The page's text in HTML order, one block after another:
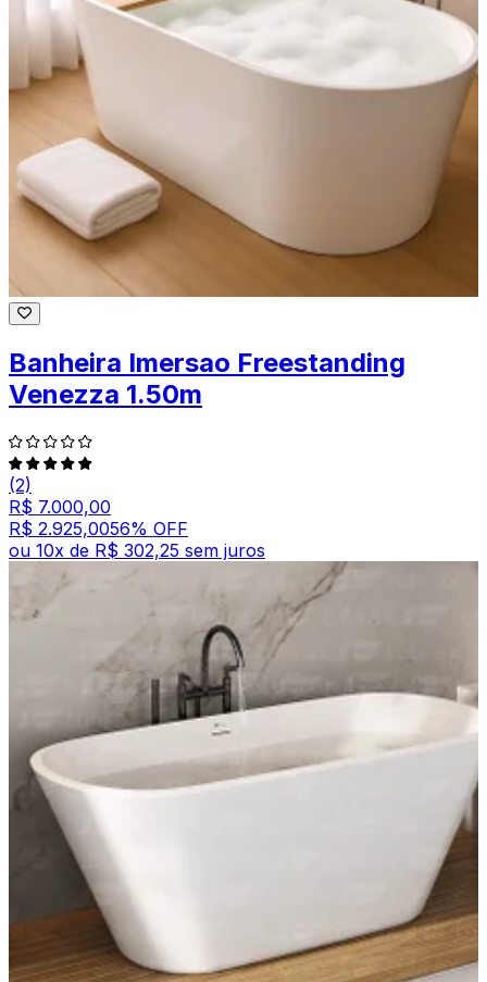
Banheira Imersao Freestanding
Venezza 1.50m
(2)
R$ 7.000,00
R$ 2.925,0056% OFF
ou 10x de R$ 302,25 sem juros